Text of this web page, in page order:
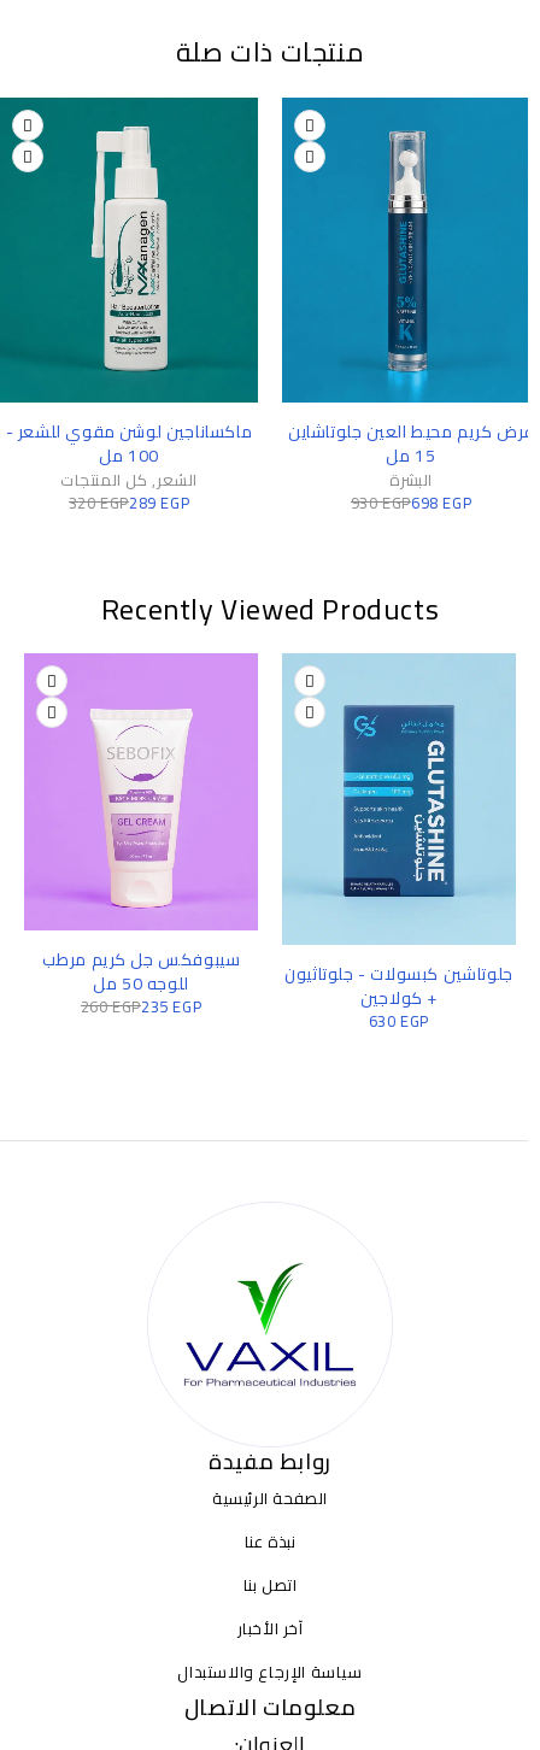
منتجات ذات صلة
كريم محيط العين جلوتاشاين
15 مل
البشرة
930EGP698EGP
ماكساناجين لوشن مقوي للشعر -
100 مل
الشعر,كل المنتجات
320EGP289EGP
Recently Viewed Products
جلوتاشين كبسولات - جلوتاثيون
+ كولاجين
630EGP
سيبوفكس جل كريم مرطب
للوجه 50 مل
260EGP235EGP
روابط مفيدة
الصفحة الرئيسية
نبذة عنا
اتصل بنا
آخر الأخبار
سياسة الإرجاع والاستبدال
معلومات الاتصال